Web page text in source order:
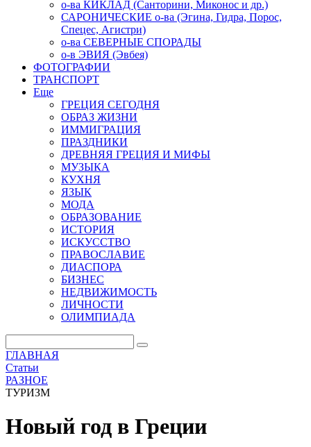
о-ва КИКЛАД (Санторини, Миконос и др.)
САРОНИЧЕСКИЕ о-ва (Эгина, Гидра, Порос,
Спецес, Агистри)
о-ва СЕВЕРНЫЕ СПОРАДЫ
о-в ЭВИЯ (Эвбея)
ФОТОГРАФИИ
ТРАНСПОРТ
Еще
ГРЕЦИЯ СЕГОДНЯ
ОБРАЗ ЖИЗНИ
ИММИГРАЦИЯ
ПРАЗДНИКИ
ДРЕВНЯЯ ГРЕЦИЯ И МИФЫ
МУЗЫКА
КУХНЯ
ЯЗЫК
МОДА
ОБРАЗОВАНИЕ
ИСТОРИЯ
ИСКУССТВО
ПРАВОСЛАВИЕ
ДИАСПОРА
БИЗНЕС
НЕДВИЖИМОСТЬ
ЛИЧНОСТИ
ОЛИМПИАДА
ГЛАВНАЯ
Статьи
РАЗНОЕ
ТУРИЗМ
Новый год в Греции